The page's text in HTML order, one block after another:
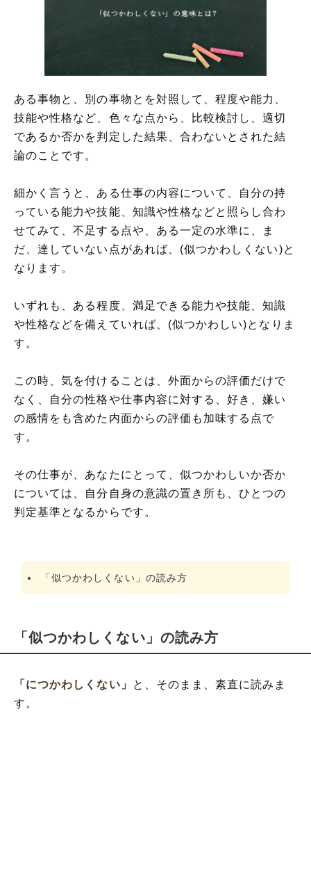
「似つかわしくない」の例文
「似つかわしくない」の対義語や反対語
ある事物と、別の事物とを対照して、程度や能力、
技能や性格など、色々な点から、比較検討し、適切
であるか否かを判定した結果、合わないとされた結
論のことです。
細かく言うと、ある仕事の内容について、自分の持
っている能力や技能、知識や性格などと照らし合わ
せてみて、不足する点や、ある一定の水準に、ま
だ、達していない点があれば、(似つかわしくない)と
なります。
いずれも、ある程度、満足できる能力や技能、知識
や性格などを備えていれば、(似つかわしい)となりま
す。
この時、気を付けることは、外面からの評価だけで
なく、自分の性格や仕事内容に対する、好き、嫌い
の感情をも含めた内面からの評価も加味する点で
す。
その仕事が、あなたにとって、似つかわしいか否か
については、自分自身の意識の置き所も、ひとつの
判定基準となるからです。
「似つかわしくない」の読み方
「似つかわしくない」の読み方
「につかわしくない」
と、そのまま、素直に読みま
す。